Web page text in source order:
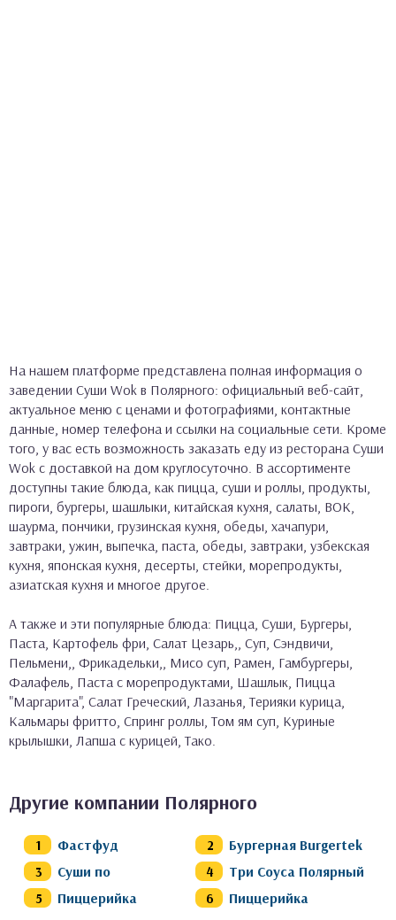
На нашем платформе представлена полная информация о
заведении Суши Wok в Полярного: официальный веб-сайт,
актуальное меню с ценами и фотографиями, контактные
данные, номер телефона и ссылки на социальные сети. Кроме
того, у вас есть возможность заказать еду из ресторана Суши
Wok с доставкой на дом круглосуточно. В ассортименте
доступны такие блюда, как пицца, суши и роллы, продукты,
пироги, бургеры, шашлыки, китайская кухня, салаты, ВОК,
шаурма, пончики, грузинская кухня, обеды, хачапури,
завтраки, ужин, выпечка, паста, обеды, завтраки, узбекская
кухня, японская кухня, десерты, стейки, морепродукты,
азиатская кухня и многое другое.
А также и эти популярные блюда: Пицца, Суши, Бургеры,
Паста, Картофель фри, Салат Цезарь,, Суп, Сэндвичи,
Пельмени,, Фрикадельки,, Мисо суп, Рамен, Гамбургеры,
Фалафель, Паста с морепродуктами, Шашлык, Пицца
"Маргарита", Салат Греческий, Лазанья, Терияки курица,
Кальмары фритто, Спринг роллы, Том ям суп, Куриные
крылышки, Лапша с курицей, Тако.
Другие компании Полярного
Фастфуд
Бургерная Burgertek
Суши по
Три Соуса Полярный
Пиццерийка
Пиццерийка